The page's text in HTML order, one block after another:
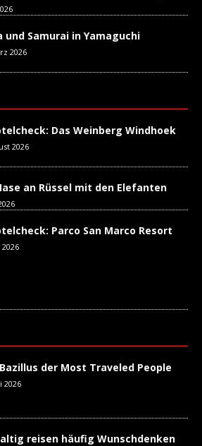
und Samurai in Yamaguchi
2026
Das Weinberg Windhoek
2026
an Rüssel mit den Elefanten
Parco San Marco Resort
2026
der Most Traveled People
2026
reisen häufig Wunschdenken